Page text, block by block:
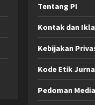
Tentang PI
Kontak dan
Kebijakan
Kode Etik
Pedoman